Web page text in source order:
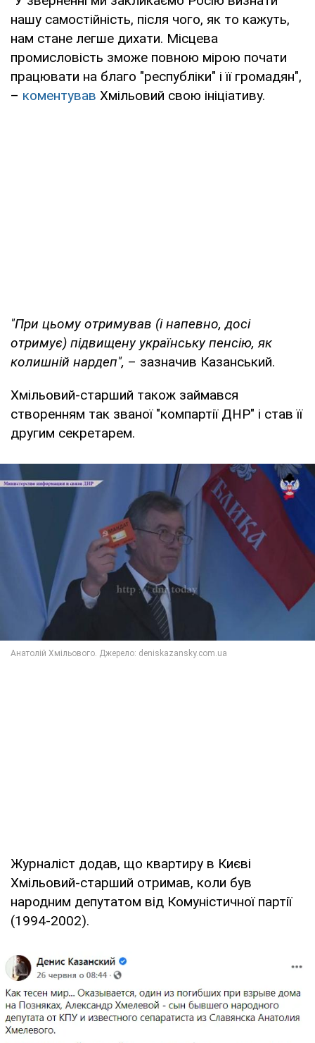
нашу самостійність, після чого, як то кажуть,
нам стане легше дихати. Місцева
промисловість зможе повною мірою почати
працювати на благо "республіки" і її громадян",
– коментував Хмільовий свою ініціативу.
"При цьому отримував (і напевно, досі
отримує) підвищену українську пенсію, як
колишній нардеп", – зазначив Казанський.
Хмільовий-старший також займався
створенням так званої "компартії ДНР" і став її
другим секретарем.
Журналіст додав, що квартиру в Києві
Хмільовий-старший отримав, коли був
народним депутатом від Комуністичної партії
(1994-2002).